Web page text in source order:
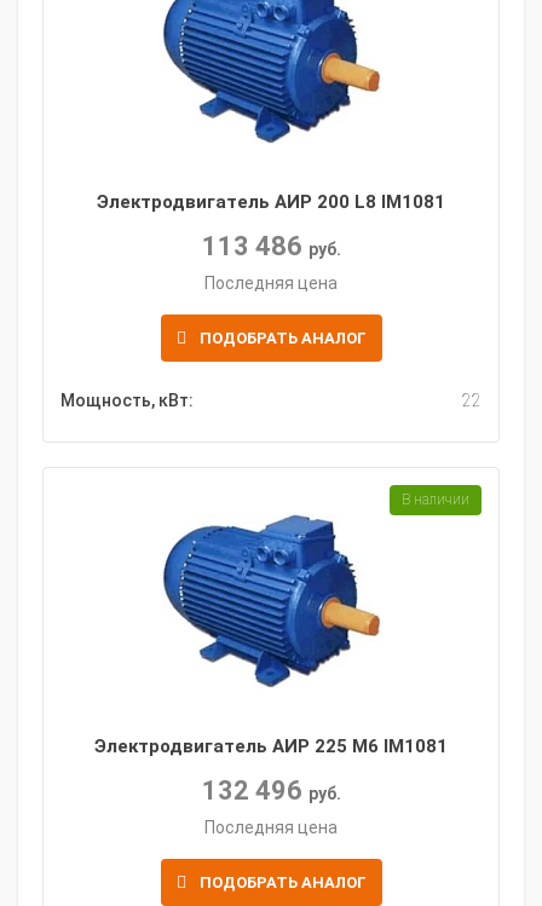
Электродвигатель АИР 200 L8 IM1081
113 486 руб.
Последняя цена
ПОДОБРАТЬ АНАЛОГ
Мощность, кВт: 22
Электродвигатель АИР 225 M6 IM1081
132 496 руб.
Последняя цена
ПОДОБРАТЬ АНАЛОГ
В наличии